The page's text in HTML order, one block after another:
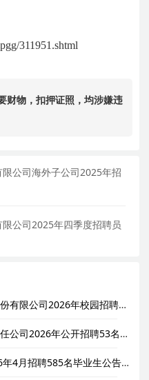
311951.shtml
财物，扣押证照，均涉嫌违
公司海外子公司2025年招
公司2025年四季度招聘员
云南省贵金属新材料控股集团股份有限公司2026年校园招聘82名工作人员公告
云南省工业投资控股集团有限责任公司2026年公开招聘53名工作人员公告（第一批）
中国烟草总公司云南省公司2026年4月招聘585名毕业生公告（第二批）